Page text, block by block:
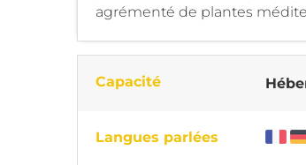
agrémenté de plantes
Capacité
Langues parlées